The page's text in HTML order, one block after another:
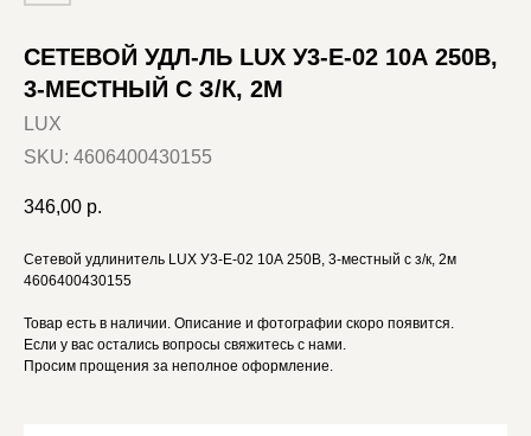
СЕТЕВОЙ УДЛ-ЛЬ LUX У3-E-02 10А 250В,
3-МЕСТНЫЙ С З/К, 2М
LUX
SKU: 4606400430155
346,00 р.
Сетевой удлинитель LUX У3-E-02 10А 250В, 3-местный с з/к, 2м
4606400430155
Товар есть в наличии. Описание и фотографии скоро появится.
Если у вас остались вопросы свяжитесь с нами.
Просим прощения за неполное оформление.